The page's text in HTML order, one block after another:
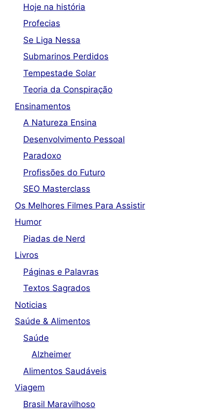
Hoje na história
Profecias
Se Liga Nessa
Submarinos Perdidos
Tempestade Solar
Teoria da Conspiração
Ensinamentos
A Natureza Ensina
Desenvolvimento Pessoal
Paradoxo
Profissões do Futuro
SEO Masterclass
Os Melhores Filmes Para Assistir
Humor
Piadas de Nerd
Livros
Páginas e Palavras
Textos Sagrados
Noticias
Saúde & Alimentos
Saúde
Alzheimer
Alimentos Saudáveis
Viagem
Brasil Maravilhoso